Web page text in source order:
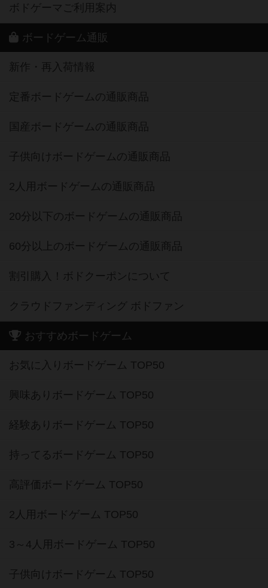
ボドゲーマご利用案内
ボードゲーム通販
新作・再入荷情報
定番ボードゲームの通販商品
国産ボードゲームの通販商品
子供向けボードゲームの通販商品
2人用ボードゲームの通販商品
20分以下のボードゲームの通販商品
60分以上のボードゲームの通販商品
割引購入！ボドクーポンについて
クラウドファンディング ボドファン
おすすめボードゲーム
お気に入りボードゲーム TOP50
興味ありボードゲーム TOP50
経験ありボードゲーム TOP50
持ってるボードゲーム TOP50
高評価ボードゲーム TOP50
2人用ボードゲーム TOP50
3～4人用ボードゲーム TOP50
子供向けボードゲーム TOP50